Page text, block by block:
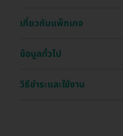
เกี่ยวกับแพ็กเกจ
ข้อมูลทั่วไป
วิธีชำระและใช้งาน